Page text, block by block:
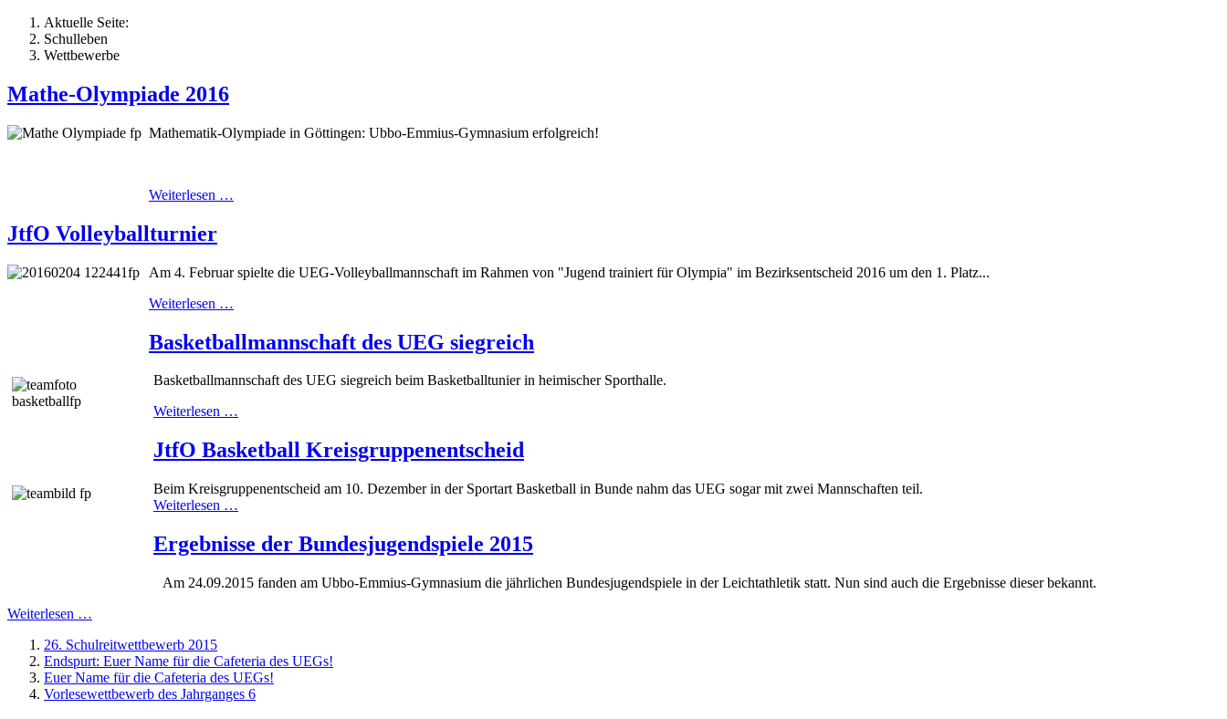
Aktuelle Seite:
Schulleben
Wettbewerbe
Mathe-Olympiade 2016
Mathematik-Olympiade in Göttingen: Ubbo-Emmius-Gymnasium erfolgreich!
Weiterlesen …
JtfO Volleyballturnier
Am 4. Februar spielte die UEG-Volleyballmannschaft im Rahmen von "Jugend trainiert für Olympia" im Bezirksentscheid 2016 um den 1. Platz...
Weiterlesen …
Basketballmannschaft des UEG siegreich
Basketballmannschaft des UEG siegreich beim Basketballtunier in heimischer Sporthalle.
Weiterlesen …
JtfO Basketball Kreisgruppenentscheid
Beim Kreisgruppenentscheid am 10. Dezember in der Sportart Basketball in Bunde nahm das UEG sogar mit zwei Mannschaften teil.
Weiterlesen …
Ergebnisse der Bundesjugendspiele 2015
Am 24.09.2015 fanden am Ubbo-Emmius-Gymnasium die jährlichen Bundesjugendspiele in der Leichtathletik statt. Nun sind auch die Ergebnisse dieser bekannt.
Weiterlesen …
26. Schulreitwettbewerb 2015
Endspurt: Euer Name für die Cafeteria des UEGs!
Euer Name für die Cafeteria des UEGs!
Vorlesewettbewerb des Jahrganges 6